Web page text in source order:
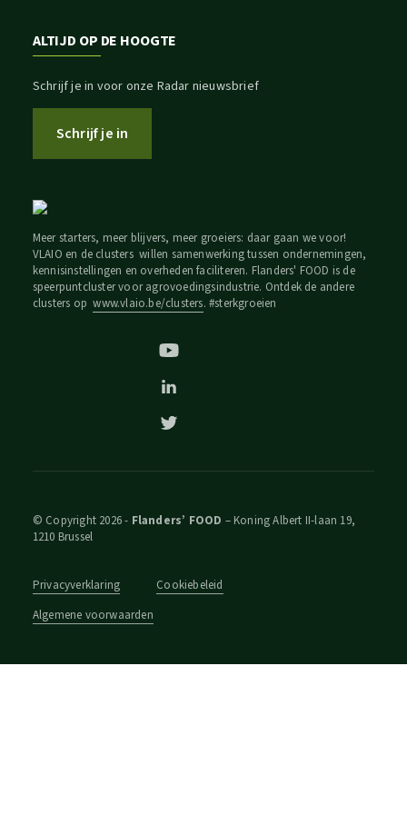
ALTIJD OP DE HOOGTE
Schrijf je in voor onze Radar nieuwsbrief
Schrijf je in
Meer starters, meer blijvers, meer groeiers: daar gaan we voor!
VLAIO en de clusters willen samenwerking tussen ondernemingen,
kennisinstellingen en overheden faciliteren. Flanders' FOOD is de
speerpuntcluster voor agrovoedingsindustrie. Ontdek de andere
clusters opwww.vlaio.be/clusters. #sterkgroeien
© Copyright 2026 - Flanders’ FOOD – Koning Albert II-laan 19,
1210 Brussel
Privacyverklaring
Cookiebeleid
Algemene voorwaarden